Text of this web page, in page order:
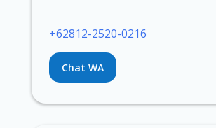
+62812-2520-0216
Chat WA